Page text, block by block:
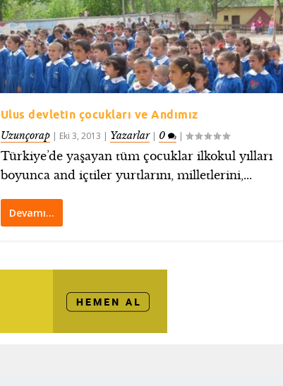
Ulus devletin çocukları ve Andımız
Uzunçorap| Eki 3, 2013 | Yazarlar| 0 |
Türkiye’de yaşayan tüm çocuklar ilkokul yılları
boyunca and içtiler yurtlarını, milletlerini,...
Devamı…